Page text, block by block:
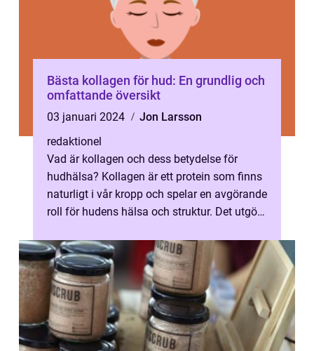
Bästa kollagen för hud: En grundlig och
omfattande översikt
03 januari 2024
Jon Larsson
redaktionel
Vad är kollagen och dess betydelse för
hudhälsa? Kollagen är ett protein som finns
naturligt i vår kropp och spelar en avgörande
roll för hudens hälsa och struktur. Det utgör